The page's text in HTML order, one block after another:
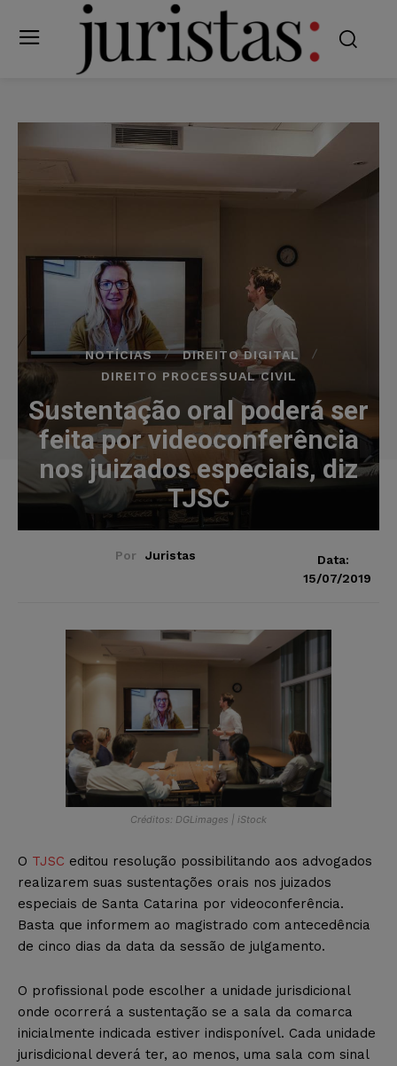
NOTÍCIAS
DIREITO DIGITAL
DIREITO PROCESSUAL CIVIL
Sustentação oral poderá ser
feita por videoconferência
nos juizados especiais, diz
TJSC
Por Juristas
Data:
15/07/2019
Créditos: DGLimages | iStock
O TJSC editou resolução possibilitando aos advogados
realizarem suas sustentações orais nos juizados
especiais de Santa Catarina por videoconferência.
Basta que informem ao magistrado com antecedência
de cinco dias da data da sessão de julgamento.
O profissional pode escolher a unidade jurisdicional
onde ocorrerá a sustentação se a sala da comarca
inicialmente indicada estiver indisponível. Cada unidade
jurisdicional deverá ter, ao menos, uma sala com sinal